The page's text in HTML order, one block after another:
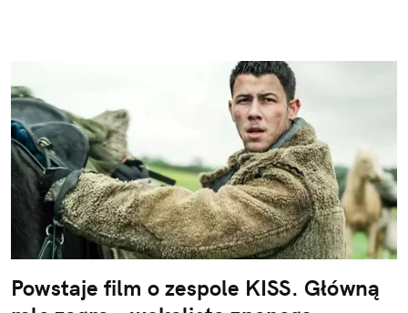
Powstaje film o zespole KISS. Główną